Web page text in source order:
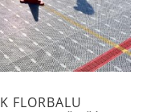
FLORBALU